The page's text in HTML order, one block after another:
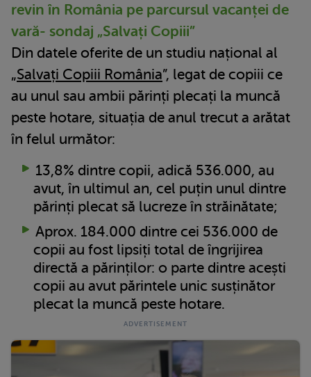
revin în România pe parcursul vacanței de
vară- sondaj „Salvați Copiii”
Din datele oferite de un studiu național al
„Salvați Copiii România”, legat de copiii ce
au unul sau ambii părinți plecați la muncă
peste hotare, situația de anul trecut a arătat
în felul următor:
13,8% dintre copii, adică 536.000, au
avut, în ultimul an, cel puțin unul dintre
părinți plecat să lucreze în străinătate;
Aprox. 184.000 dintre cei 536.000 de
copii au fost lipsiți total de îngrijirea
directă a părinților: o parte dintre acești
copii au avut părintele unic susținător
plecat la muncă peste hotare.